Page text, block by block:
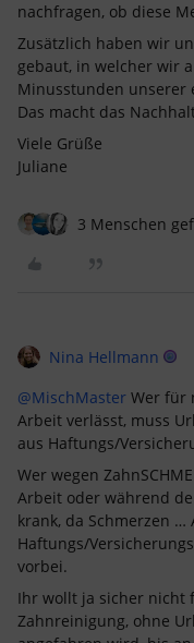
nachfragen, ob diese
Zusätzlich haben wir
gebaut, in welcher wir
Minusstunden unserer
Das macht das
Viele Grüße
Juliane
3 Menschen
Nina Hellmann
@MischMaster Wer für
Arbeit verlässt, muss
aus Haftungs/
Wer wegen
Arbeit oder während
krank, da Schmerzen …
Haftungs/
vorbei.
Ihr wollt ja sicher nicht
Zahnreinigung, ohne